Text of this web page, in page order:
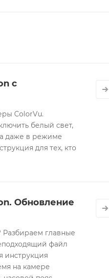
с
ColorVu.
белый свет,
даже в режиме
для тех, кто
Обновление
главные
файл
инструкция
на камере